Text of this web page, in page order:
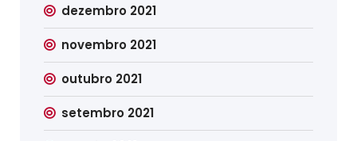
dezembro 2021
novembro 2021
outubro 2021
setembro 2021